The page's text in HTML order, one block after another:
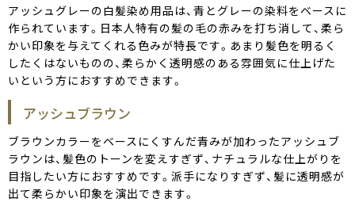
アッシュグレーの白髪染め用品は、青とグレーの染料をベースに
作られています。日本人特有の髪の毛の赤みを打ち消して、柔ら
かい印象を与えてくれる色みが特長です。あまり髪色を明るく
したくはないものの、柔らかく透明感のある雰囲気に仕上げた
いという方におすすめできます。
アッシュブラウン
ブラウンカラーをベースにくすんだ青みが加わったアッシュブ
ラウンは、髪色のトーンを変えすぎず、ナチュラルな仕上がりを
目指したい方におすすめです。派手になりすぎず、髪に透明感が
出て柔らかい印象を演出できます。